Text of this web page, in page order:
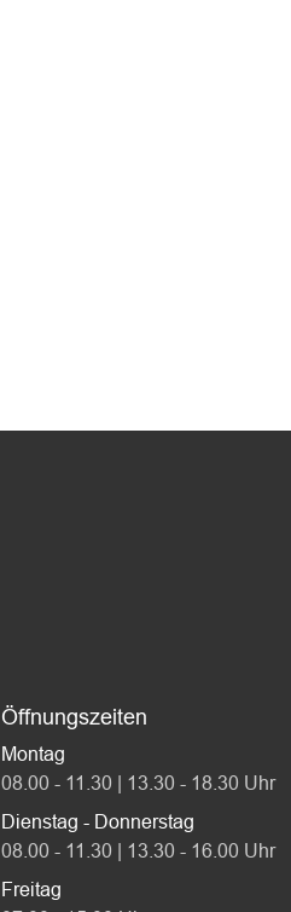
Öffnungszeiten
Montag
08.00 - 11.30 | 13.30 - 18.30 Uhr
Dienstag - Donnerstag
08.00 - 11.30 | 13.30 - 16.00 Uhr
Freitag